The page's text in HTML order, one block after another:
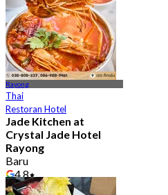
Rayong
Thai
Restoran Hotel
Jade Kitchen at
Crystal Jade Hotel
Rayong
Baru
4.8
Dari฿ 690